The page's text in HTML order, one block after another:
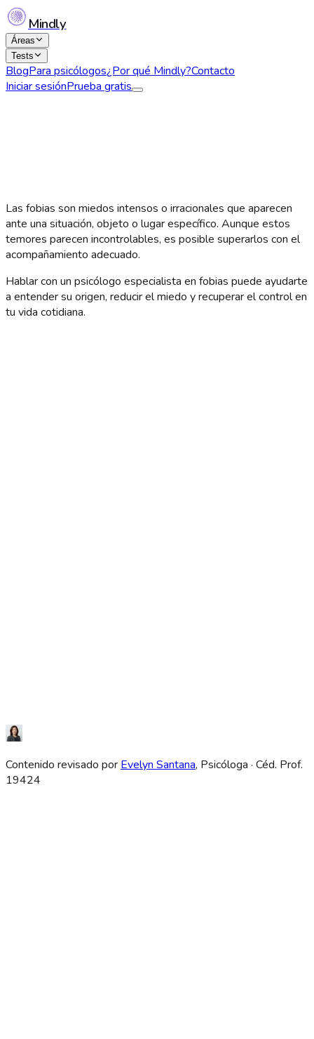
Mindly
Áreas
Tests
BlogPara psicólogos¿Por qué Mindly?Contacto
Iniciar sesiónPrueba gratis
Las fobias son miedos intensos o irracionales que aparecen
ante una situación, objeto o lugar específico. Aunque estos
temores parecen incontrolables, es posible superarlos con el
acompañamiento adecuado.
Hablar con un psicólogo especialista en fobias puede ayudarte
a entender su origen, reducir el miedo y recuperar el control en
tu vida cotidiana.
Contenido revisado por Evelyn Santana, Psicóloga · Céd. Prof.
19424